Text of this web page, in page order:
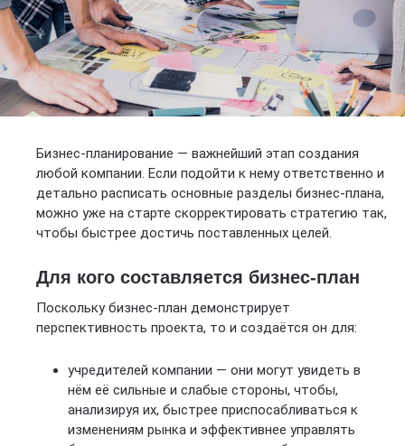
Бизнес-планирование — важнейший этап создания
любой компании. Если подойти к нему ответственно и
детально расписать основные разделы бизнес-плана,
можно уже на старте скорректировать стратегию так,
чтобы быстрее достичь поставленных целей.
Для кого составляется бизнес-план
Поскольку бизнес-план демонстрирует
перспективность проекта, то и создаётся он для:
учредителей компании — они могут увидеть в
нём её сильные и слабые стороны, чтобы,
анализируя их, быстрее приспосабливаться к
изменениям рынка и эффективнее управлять